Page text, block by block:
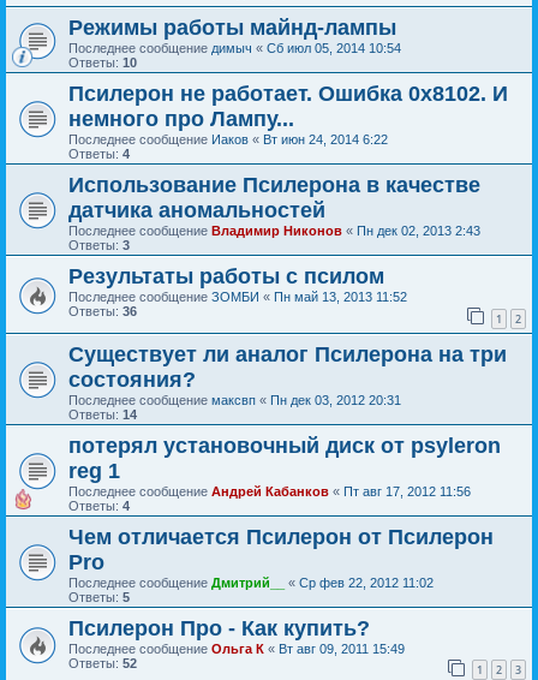
Режимы работы майнд-лампы
Последнее сообщение димыч « Сб июл 05, 2014 10:54
Ответы: 10
Псилерон не работает. Ошибка 0x8102. И
немного про Лампу...
Последнее сообщение Иаков « Вт июн 24, 2014 6:22
Ответы: 4
Использование Псилерона в качестве
датчика аномальностей
Последнее сообщение Владимир Никонов « Пн дек 02, 2013 2:43
Ответы: 3
Результаты работы с псилом
Последнее сообщение ЗОМБИ « Пн май 13, 2013 11:52
Ответы: 36 1 2
Существует ли аналог Псилерона на три
состояния?
Последнее сообщение максвп « Пн дек 03, 2012 20:31
Ответы: 14
потерял установочный диск от psyleron
reg 1
Последнее сообщение Андрей Кабанков « Пт авг 17, 2012 11:56
Ответы: 4
Чем отличается Псилерон от Псилерон
Pro
Последнее сообщение Дмитрий__ « Ср фев 22, 2012 11:02
Ответы: 5
Псилерон Про - Как купить?
Последнее сообщение Ольга К « Вт авг 09, 2011 15:49
Ответы: 52 1 2 3